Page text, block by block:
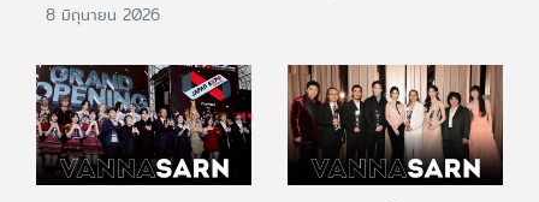
8 มิถุนายน 2026